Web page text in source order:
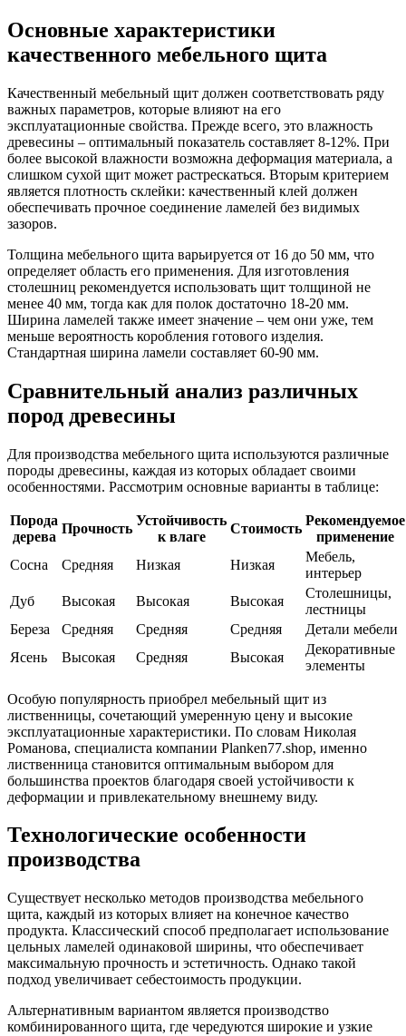
Основные характеристики
качественного мебельного щита
Качественный мебельный щит должен соответствовать ряду
важных параметров, которые влияют на его
эксплуатационные свойства. Прежде всего, это влажность
древесины – оптимальный показатель составляет 8-12%. При
более высокой влажности возможна деформация материала, а
слишком сухой щит может растрескаться. Вторым критерием
является плотность склейки: качественный клей должен
обеспечивать прочное соединение ламелей без видимых
зазоров.
Толщина мебельного щита варьируется от 16 до 50 мм, что
определяет область его применения. Для изготовления
столешниц рекомендуется использовать щит толщиной не
менее 40 мм, тогда как для полок достаточно 18-20 мм.
Ширина ламелей также имеет значение – чем они уже, тем
меньше вероятность коробления готового изделия.
Стандартная ширина ламели составляет 60-90 мм.
Сравнительный анализ различных
пород древесины
Для производства мебельного щита используются различные
породы древесины, каждая из которых обладает своими
особенностями. Рассмотрим основные варианты в таблице:
Порода
дерева
Прочность
Устойчивость
к влаге
Стоимость
Рекомендуемое
применение
Сосна
Средняя Низкая Низкая
Мебель,
интерьер
Дуб
Высокая Высокая Высокая
Столешницы,
лестницы
Береза
Средняя Средняя Средняя
Детали мебели
Ясень
Высокая Средняя Высокая
Декоративные
элементы
Особую популярность приобрел мебельный щит из
лиственницы, сочетающий умеренную цену и высокие
эксплуатационные характеристики. По словам Николая
Романова, специалиста компании Planken77.shop, именно
лиственница становится оптимальным выбором для
большинства проектов благодаря своей устойчивости к
деформации и привлекательному внешнему виду.
Технологические особенности
производства
Существует несколько методов производства мебельного
щита, каждый из которых влияет на конечное качество
продукта. Классический способ предполагает использование
цельных ламелей одинаковой ширины, что обеспечивает
максимальную прочность и эстетичность. Однако такой
подход увеличивает себестоимость продукции.
Альтернативным вариантом является производство
комбинированного щита, где чередуются широкие и узкие